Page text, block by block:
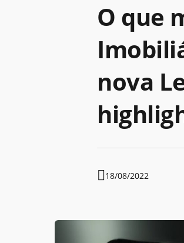
O que
nova
18/08/2022